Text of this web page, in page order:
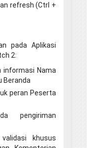
refresh (Ctrl +
pada Aplikasi
2:
informasi Nama
Beranda
peran Peserta
pengiriman
khusus